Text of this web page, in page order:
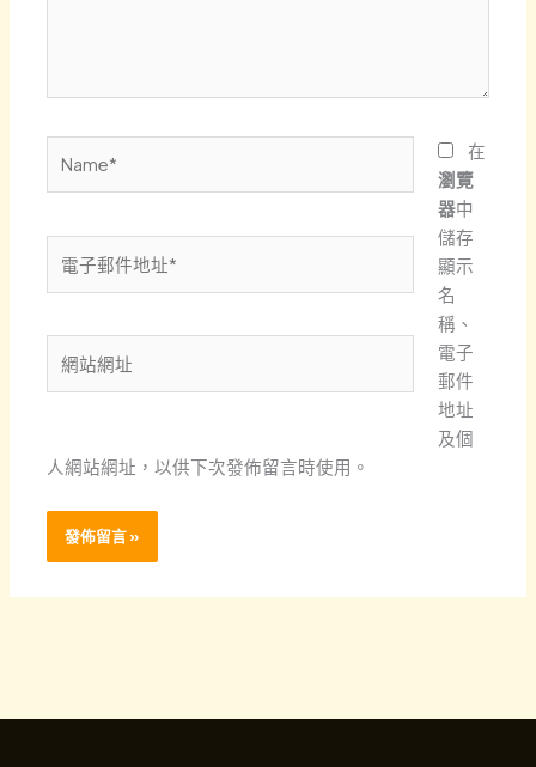
子
件
地
址
站
在
瀏覽
器中
儲存
顯示
名
稱、
電子
郵件
地址
及個
人網站網址，以供下次發佈留言時使用。